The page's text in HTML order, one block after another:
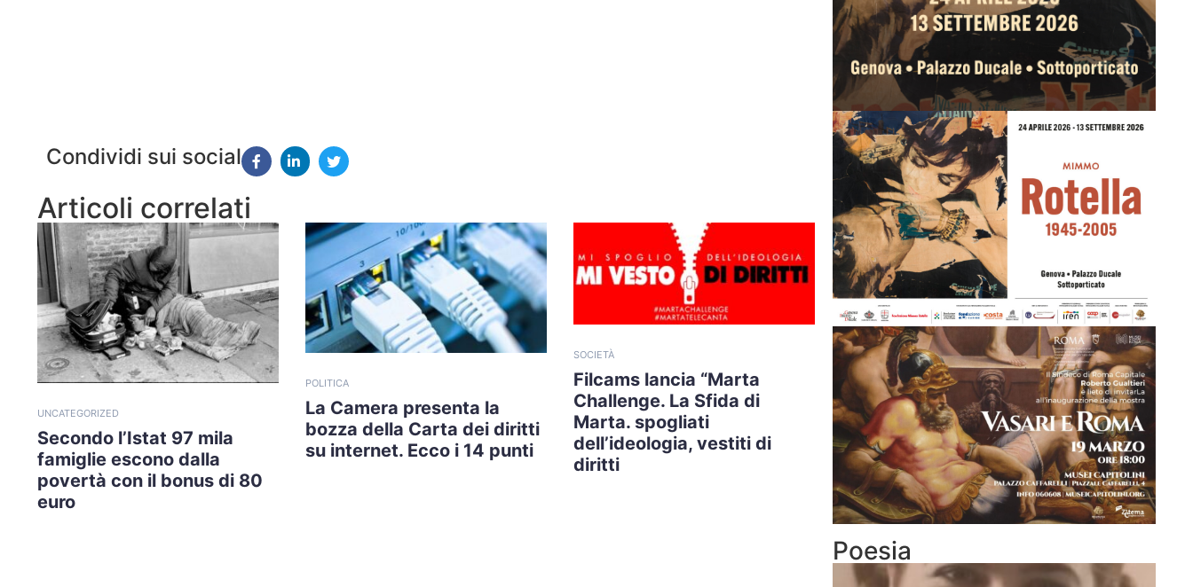
Condividi sui social
Articoli correlati
UNCATEGORIZED
Secondo l’Istat 97 mila
famiglie escono dalla
povertà con il bonus di 80
euro
POLITICA
La Camera presenta la
bozza della Carta dei diritti
su internet. Ecco i 14 punti
SOCIETÀ
Filcams lancia “Marta
Challenge. La Sfida di
Marta. spogliati
dell’ideologia, vestiti di
diritti
Poesia